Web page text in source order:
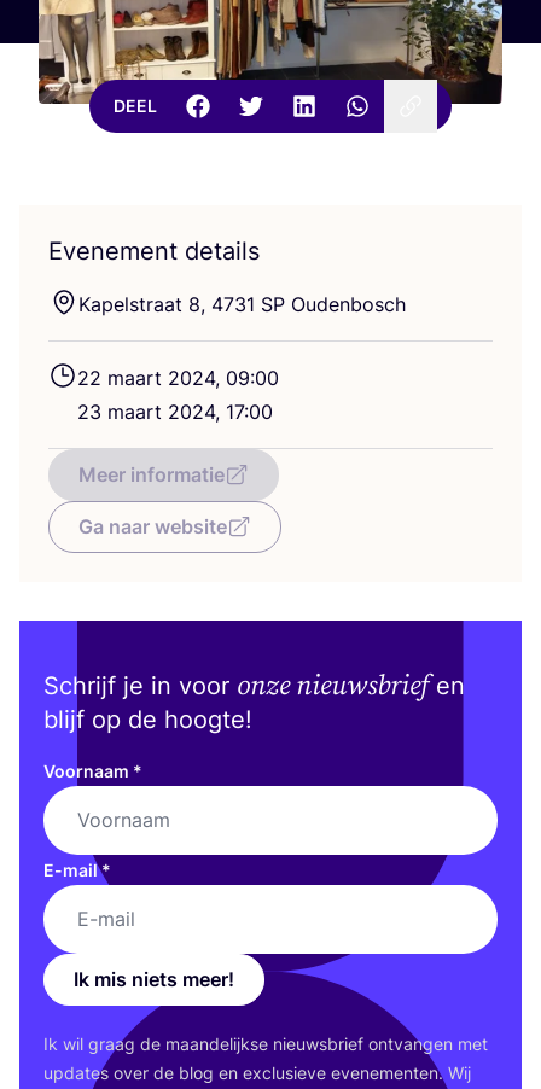
DEEL
Evenement details
Kapel­straat 8, 4731 SP Oudenbosch
22 maart 2024, 09:00
23 maart 2024, 17:00
Meer informatie
Ga naar website
Schrijf je in voor onze nieuwsbriefen
blijf op de hoogte!
Voornaam *
E-mail*
Ik mis niets meer!
Ik wil graag de maan­de­lijk­se nieuws­brief ont­van­gen met
upda­tes over de blog en exclu­sie­ve eve­ne­men­ten. Wij